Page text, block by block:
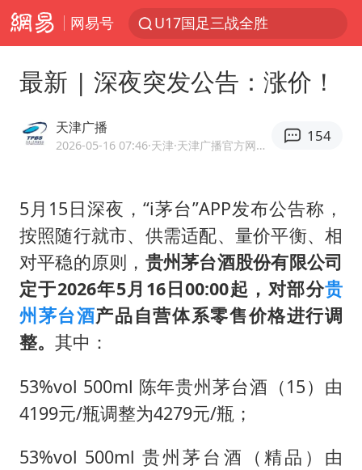
网易号
U17国足三战全胜
巡查组提问 工作人员偷用手机查答案
宇树科技 打新
多地要求领导干部带头休假
80后女柜员逆袭成4200亿银行副行长
吉林一“温度计大楼”读数爆表
房主任回应争议
村民谈“梅姨”：叫的其实是“媒姨”
中国养老床位“三连降”
最新 | 深夜突发公告：涨价！
天津广播
2026-05-16 07:46·天津 ·天津广播官方网易号
154
5月15日深夜，“i茅台”APP发布公告称，
按照随行就市、供需适配、量价平衡、相
对平稳的原则， 贵州茅台酒股份有限公司
定于2026年5月16日00:00起，对部分贵
州 茅台酒产品自营体系零售价格进行调
整。 其中：
53%vol 500ml 陈年贵州茅台酒（15）由
4199元/瓶调整为4279元/瓶；
53%vol 500ml 贵州茅台酒（精品）由